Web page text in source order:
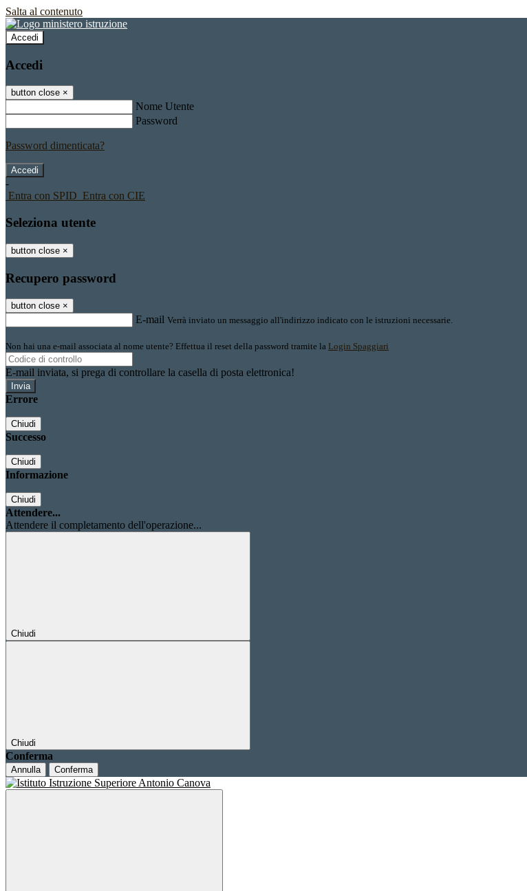
Salta al contenuto
Accedi
Accedi
button close ×
Nome Utente
Password
Password dimenticata?
-
Entra con SPID Entra con CIE
Seleziona utente
button close ×
Recupero password
button close ×
E-mail Verrà inviato un messaggio all'indirizzo indicato con le istruzioni necessarie.
Non hai una e-mail associata al nome utente? Effettua il reset della password tramite la Login Spaggiari
E-mail inviata, si prega di controllare la casella di posta elettronica!
Errore
Chiudi
Successo
Chiudi
Informazione
Chiudi
Attendere...
Attendere il completamento dell'operazione...
Chiudi
Chiudi
Conferma
Annulla Conferma